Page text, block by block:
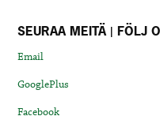
SEURAA MEITÄ | FÖLJ
Email
GooglePlus
Facebook